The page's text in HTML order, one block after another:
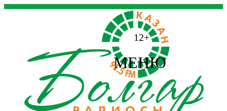
12+
МЕНЮ